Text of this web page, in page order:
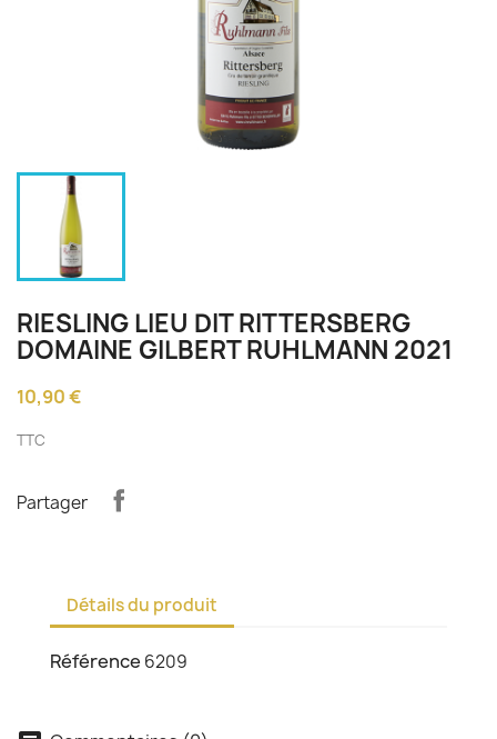
RIESLING LIEU DIT RITTERSBERG
DOMAINE GILBERT RUHLMANN 2021
10,90 €
TTC
Partager
Détails du produit
Référence 6209